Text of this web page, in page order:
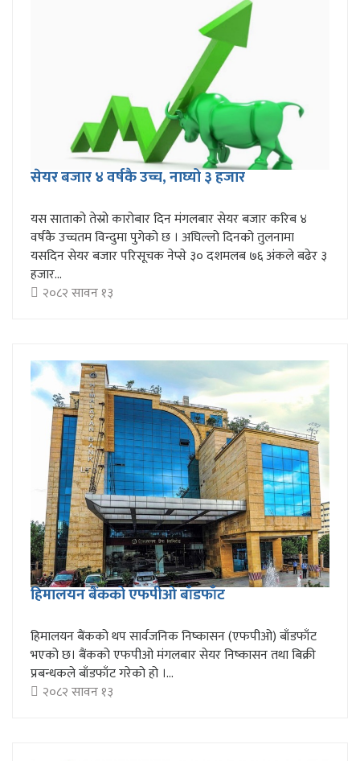
सेयर बजार ४ वर्षकै उच्च, नाघ्यो ३ हजार
यस साताको तेस्रो कारोबार दिन मंगलबार सेयर बजार करिब ४
वर्षकै उच्चतम विन्दुमा पुगेको छ । अघिल्लो दिनको तुलनामा
यसदिन सेयर बजार परिसूचक नेप्से ३० दशमलब ७६ अंकले बढेर ३
हजार...
२०८२ सावन १३
हिमालयन बैंकको एफपीओ बाँडफाँट
हिमालयन बैंकको थप सार्वजनिक निष्कासन (एफपीओ) बाँडफाँट
भएको छ। बैंकको एफपीओ मंगलबार सेयर निष्कासन तथा बिक्री
प्रबन्धकले बाँडफाँट गरेको हो ।...
२०८२ सावन १३